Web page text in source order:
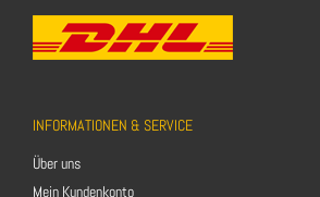
INFORMATIONEN & SERVICE
Über uns
Mein Kundenkonto